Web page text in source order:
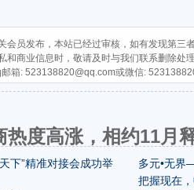
会员发布，本站已经过审核，如有发现第
和商业信息时，敬请及时与我们联系删除
箱: 523138820@qq.com或微信:
热度高涨，相约11月
下”精准对接会成功举
多元•无界
把握现在